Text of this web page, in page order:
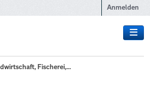
Anmelden
Fischerei,...